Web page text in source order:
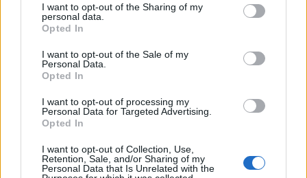
not limited to your visit or usage behaviour. You may click to
grant or deny consent to Google and its third-party tags to
use your data for below specified purposes in below Google
consent section.
I want to opt-out of the Sharing of my
personal data.
Opted In
I want to opt-out of the Sale of my
Personal Data.
Opted In
I want to opt-out of processing my
Personal Data for Targeted Advertising.
Opted In
I want to opt-out of Collection, Use,
Retention, Sale, and/or Sharing of my
Personal Data that Is Unrelated with the
«Βρέθηκα σήμερα μαζί με την πολιτική και την
Υπουργείο Εθνικής Άμυνας στην έπαρση της